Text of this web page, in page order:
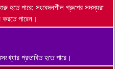
হতে পারে; সংবেদনশীল গ্রুপের সদস্যরা
পারেন।
প্রভাবিত হতে পারে।